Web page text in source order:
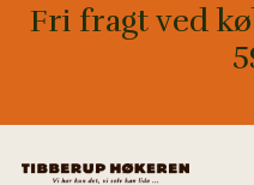
Fri fragt ved